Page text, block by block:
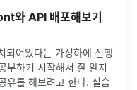
API 배포해보기
어있다는 가정하에 진행
부하기 시작해서 잘 알지
유를 해보려고 한다. 실습